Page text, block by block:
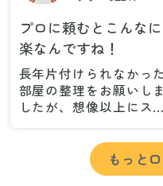
プロに頼むとこんなに
楽なんですね！
長年片付けられなかった
部屋の整理をお願いしま
したが、想像以上にスム
が集めた物や古い家具
多く、自分たちだけで
どうにもならない状態
もっと